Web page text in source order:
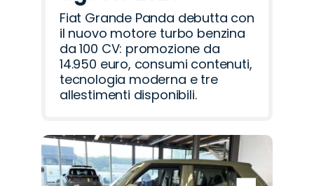
Fiat Grande Panda debutta con
il nuovo motore turbo benzina
da 100 CV: promozione da
14.950 euro, consumi contenuti,
tecnologia moderna e tre
allestimenti disponibili.